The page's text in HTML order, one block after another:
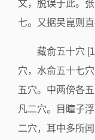
文，脱误于此。
七。又据吴崑则
藏俞五十穴
穴，水俞五十七
五穴。中两傍各
凡二穴。目瞳子
二穴，耳中多所